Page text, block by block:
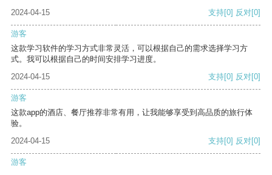
2024-04-15 支持[0] 反对[0]
游客
这款学习软件的学习方式非常灵活，可以根据自己的需求选择学习方
式。我可以根据自己的时间安排学习进度。
2024-04-15
支持[0] 反对[0]
游客
这款app的酒店、餐厅推荐非常有用，让我能够享受到高品质的旅行体
验。
2024-04-15
支持[0] 反对[0]
游客